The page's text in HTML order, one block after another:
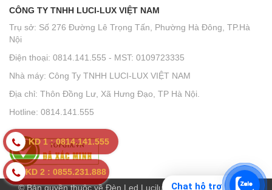
CÔNG TY TNHH LUCI-LUX VIỆT NAM
Trụ sở: Số 276 Đường Lê Trọng Tấn, Phường Hà Đông, TP.Hà
Nội
Điện thoại: 0814.141.555 - MST: 0109723335
Nhà máy: Công Ty TNHH LUCI-LUX VIỆT NAM
Địa chỉ: Thôn Đồng Lư, Xã Hưng Đạo, TP Hà Nội.
Hotline: 0814.141.555
© Bản quyền thuộc về Đèn Led Lucilux
KD 2 : 0855.231.888
KD 1 : 0814.141.555
Chat hỗ trợ